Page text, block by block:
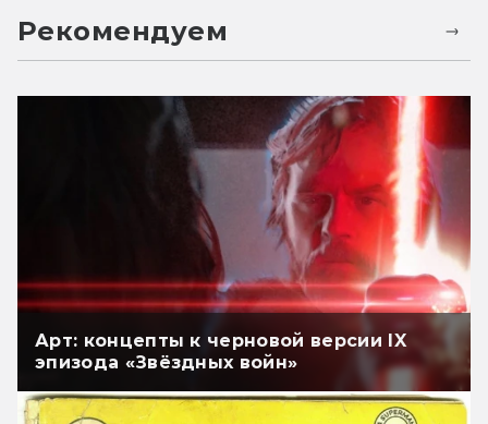
Рекомендуем
Арт: концепты к черновой версии IX
эпизода «Звёздных войн»